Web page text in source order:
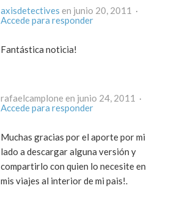
axisdetectives
en junio 20, 2011 ·
Accede para responder
Fantástica noticia!
rafaelcamplone en junio 24, 2011 ·
Accede para responder
Muchas gracias por el aporte por mi
lado a descargar alguna versión y
compartirlo con quien lo necesite en
mis viajes al interior de mi pais!.